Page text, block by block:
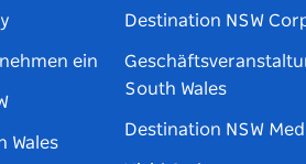
ein
Wales
Destination NSW
South Wales
Destination NSW